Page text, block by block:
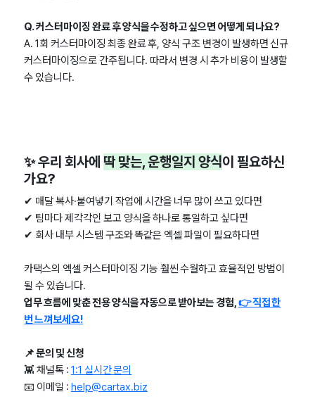
Q. 커스터마이징 완료 후 양식을 수정하고 싶으면 어떻게 되나요?
A. 1회 커스터마이징 최종 완료 후, 양식 구조 변경이 발생하면 신규
커스터마이징으로 간주됩니다. 따라서 변경 시 추가 비용이 발생할
수 있습니다.
✨ 우리 회사에 딱 맞는, 운행일지 양식이 필요하신
가요?
✔︎ 매달 복사·붙여넣기 작업에 시간을 너무 많이 쓰고 있다면
✔︎ 팀마다 제각각인 보고 양식을 하나로 통일하고 싶다면
✔︎ 회사 내부 시스템 구조와 똑같은 엑셀 파일이 필요하다면
카택스의 엑셀 커스터마이징 기능 훨씬 수월하고 효율적인 방법이
될 수 있습니다.
업무 흐름에 맞춘 전용 양식을 자동으로 받아보는 경험,👉 직접 한
번 느껴보세요!
📌 문의 및 신청
👾 채널톡 : 1:1 실시간 문의
📧 이메일 : help@cartax.biz